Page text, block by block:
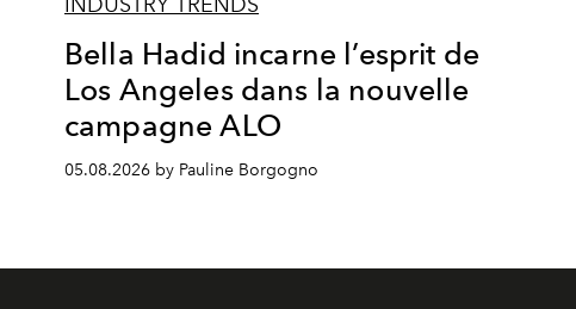
Bella Hadid incarne l’esprit de
Los Angeles dans la nouvelle
campagne ALO
05.08.2026 by Pauline Borgogno